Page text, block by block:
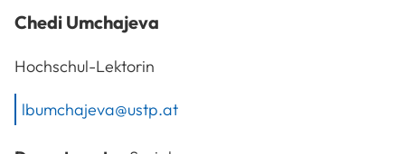
Chedi Umchajeva
Hochschul-Lektorin
lbumchajeva@ustp.at